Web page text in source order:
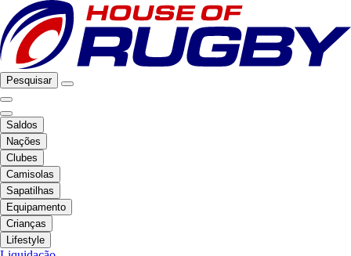
Pesquisar
Saldos
Nações
Clubes
Camisolas
Sapatilhas
Equipamento
Crianças
Lifestyle